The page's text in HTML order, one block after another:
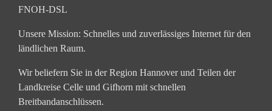
FNOH-DSL
Unsere Mission: Schnelles und zuverlässiges Internet für den
ländlichen Raum.
Wir beliefern Sie in der Region Hannover und Teilen der
Landkreise Celle und Gifhorn mit schnellen
Breitbandanschlüssen.